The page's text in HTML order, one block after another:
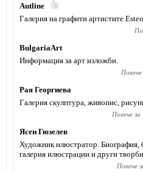
Autline
Галерия на графити артистите
BulgariaArt
Информация за арт изложби.
Рая Георгиева
Галерия скулптура, живопис,
Повече за
Ясен Гюзелев
Художник илюстратор. Биография,
галерия илюстрации и други
Повече